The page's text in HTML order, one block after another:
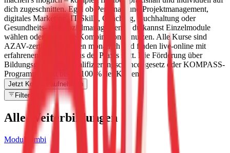
dich zugeschnitten. Egal ob Personal- und Projektmanagement,
digitales Marketing, IT-Skills, Coaching, Buchhaltung oder
Gesundheits- und Sozialmanagement – du kannst Einzelmodule
wählen oder modulare Kombinationen nutzen. Alle Kurse sind
AZAV-zertifiziert, starten monatlich und finden live-online mit
erfahrenen Dozenten aus der Praxis statt. Die Förderung über
Bildungsgutschein, Qualifizierungschancengesetz oder KOMPASS-
Programm deckt bis zu 100 % der Kosten.
Jetzt Kontakt aufnehmen
Filter
Alle Weiterbildungen
Modulkombi